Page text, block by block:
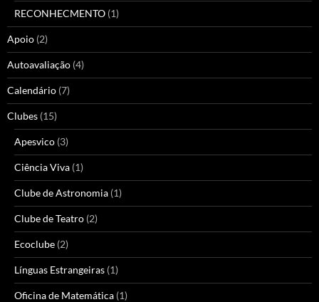
RECONHECMENTO (1)
Apoio (2)
Autoavaliação (4)
Calendário (7)
Clubes (15)
Apesvico (3)
Ciência Viva (1)
Clube de Astronomia (1)
Clube de Teatro (2)
Ecoclube (2)
Línguas Estrangeiras (1)
Oficina de Matemática (1)